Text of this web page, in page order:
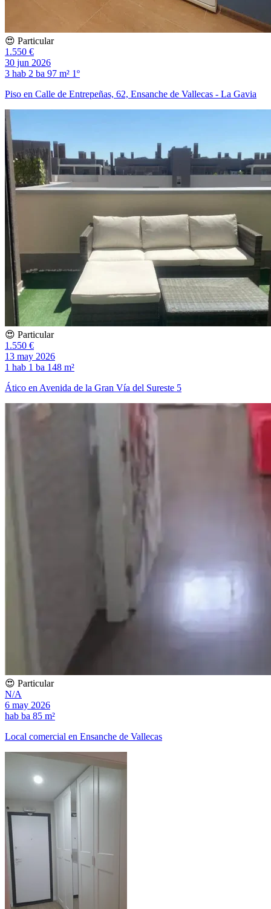
😍 Particular
1.550 €
30 jun 2026
3 hab 2 ba 97 m² 1º
Piso en Calle de Entrepeñas, 62, Ensanche de Vallecas - La Gavia
😍 Particular
1.550 €
13 may 2026
1 hab 1 ba 148 m²
Ático en Avenida de la Gran Vía del Sureste 5
😍 Particular
N/A
6 may 2026
hab ba 85 m²
Local comercial en Ensanche de Vallecas